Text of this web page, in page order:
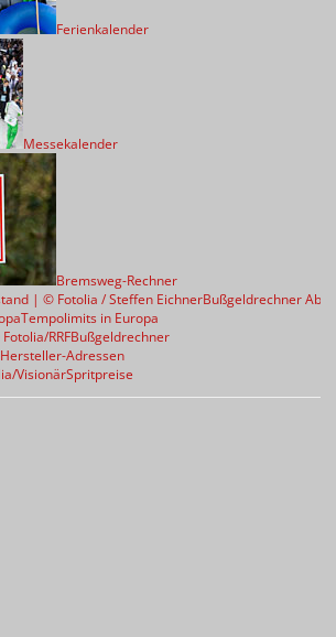
Ferienkalender
Messekalender
Bremsweg-Rechner
Bußgeldrechner
Tempolimits in Europa
Bußgeldrechner
Hersteller-Adressen
Spritpreise